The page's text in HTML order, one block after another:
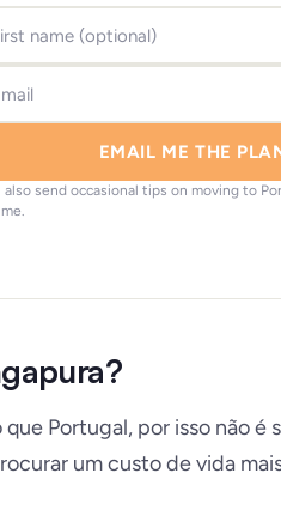
EMAIL ME THE
also send occasional tips on moving to
Portugal, por isso não é
um custo de vida